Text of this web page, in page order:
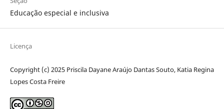
Educação especial e inclusiva
Licença
Copyright (c) 2025 Priscila Dayane Araújo Dantas Souto, Katia Regina
Lopes Costa Freire